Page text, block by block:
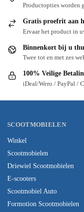
Productopties worden
Gratis proefrit aan
Ervaar het product in
Binnenkort bij u
Twee tot en met zes
100% Veilige
iDeal/Wero / PayPal /
SCOOTMOBIELEN
Winkel
Scootmobielen
Driewiel Scootmobielen
E-scooters
Scootmobiel Auto
Formotion Scootmobielen